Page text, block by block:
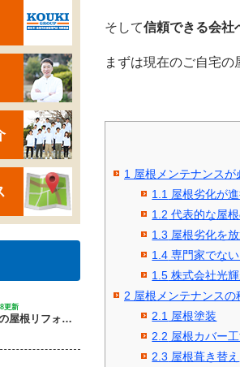
そして信頼できる会社
まずは現在のご自宅
1 屋根メンテナンスが
1.1 屋根劣化が
1.2 代表的な屋
1.3 屋根劣化を
1.4 専門家でな
1.5 株式会社光
2 屋根メンテナンス
2.1 屋根塗装
2.2 屋根カバー
2.3 屋根葺き替え
更新
総社市の屋根リフォーム｜ 劣化サインから費用、優良業者の選び方は？